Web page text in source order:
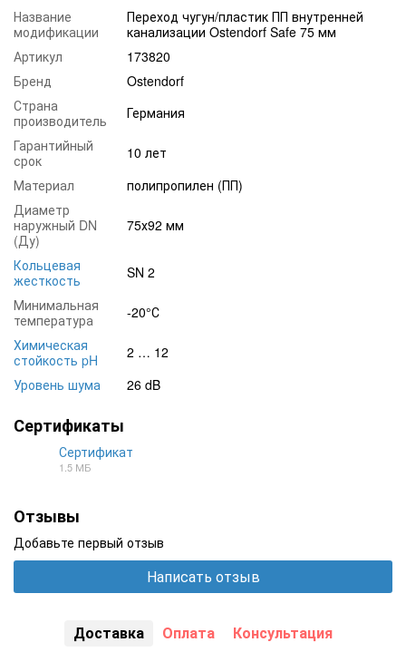
Название
модификации
Переход чугун/пластик ПП внутренней
канализации Ostendorf Safe 75 мм
Артикул
173820
Бренд
Ostendorf
Страна
производитель
Германия
Гарантийный
срок
10 лет
Материал
полипропилен (ПП)
Диаметр
наружный DN
(Ду)
75х92 мм
Кольцевая
жесткость
SN 2
Минимальная
температура
-20°С
Химическая
стойкость pH
2 … 12
Уровень шума
26 dB
Сертификаты
Сертификат
1.5 МБ
Отзывы
Добавьте первый отзыв
Написать отзыв
Доставка Оплата Консультация